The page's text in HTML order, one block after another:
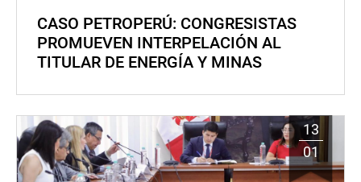
CASO PETROPERÚ: CONGRESISTAS
PROMUEVEN INTERPELACIÓN AL
TITULAR DE ENERGÍA Y MINAS
13
01